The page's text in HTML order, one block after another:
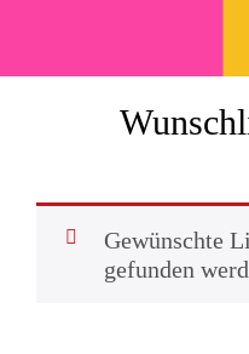
Gewünschte
gefunden